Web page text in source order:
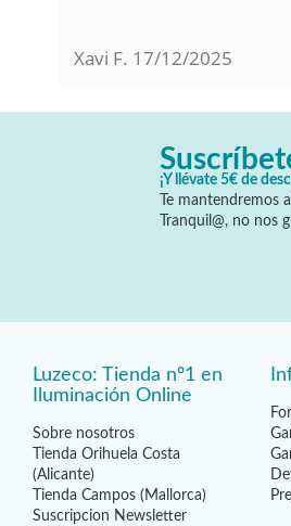
Xavi F. 17/12/2025
¡Y llévate 5€ de
Te mantendremos
Tranquil@, no nos
Luzeco: Tienda nº1 en
Iluminación Online
Sobre nosotros
Tienda Orihuela Costa
(Alicante)
Tienda Campos (Mallorca)
Suscripcion Newsletter